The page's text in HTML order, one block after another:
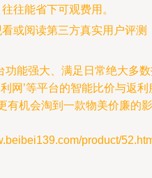
往能省下可观费用。
看或阅读第三方真实用户评测
能强大、满足日常绝大多
网’等平台的智能比价与返利
有机会淘到一款物美价廉的影
product/